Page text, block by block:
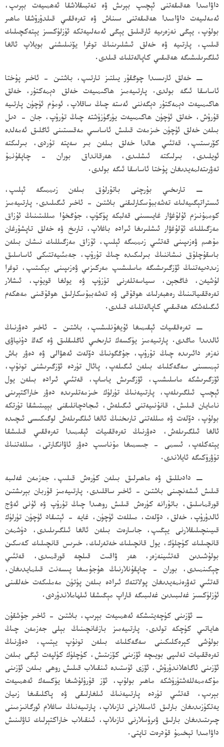
داۋامىدا ھەقىقەتنى ئېچىپ بېرىش ۋە تەتبىقلاشقا ئەھمىيەت بېرىپ،
ئەمەلىيەت داۋامىدا ھەقىقەتنى سىناش ۋە تەرەققىي قىلدۇرۇشقا ماھىر
بولۇپ، يېڭى نەزەرىيە ئارقىلىق يېڭى ئەمەلىيەتكە ئۈزلۈكسىز يېتەكچىلىك
قىلىپ، پارتىيە ۋە خەلق ئىشلىرىنىڭ توغرا يۆنىلىشنى بويلاپ ئالغا
ئىلگىرىلىشىگە ھەقىقىي كاپالەتلىك قىلدى.
− خەلق ئارىسىدا چوڭقۇر يىلتىز تارتىپ، باشتىن - ئاخىر پۇختا
ئاساسقا ئىگە بولدى. پارتىيەمىز ھاكىمىيەت خەلق دېمەكتۇر، خەلق
ھاكىمىيەت دېمەكتۇر دېگەننى ئەستە چىڭ ساقلاپ، ئومۇم ئۈچۈن پارتىيە
قۇرۇش، خەلق ئۈچۈن ھاكىمىيەت يۈرگۈزۈشتە چىڭ تۇرۇپ، جان - دىل
بىلەن خەلق ئۈچۈن خىزمەت قىلىش ئاساسىي مەقسىتىنى ئاڭلىق ئەمەلدە
كۆرسىتىپ، قەتئىي ھالدا خەلق بىلەن بىر سەپتە تۇردى، بىرلىكتە
ئويلىدى، بىرلىكتە ئىشلىدى، ھەرقانداق بوران - چاپقۇنمۇ
تەۋرىتەلمەيدىغان پۇختا ئاساسقا ئىگە بولدى.
− تارىخىي بۇرچنى باتۇرلۇق بىلەن زىممىگە ئېلىپ،
ئىستراتېگىيەلىك تەشەببۇسكارلىقنى باشتىن - ئاخىر ئىگىلىدى. پارتىيەمىز
كوممۇنىزم ئۇلۇغۋار غايىسىنى قەلبكە پۈكۈپ، جۇڭخۇا مىللىتىنىڭ ئۇزاق
مەزگىللىك ئۇلۇغۋار ئىشلىرىغا ئىرادە باغلاپ، تارىخ ۋە خەلق تاپشۇرغان
مۇھىم ۋەزىپىنى قەتئىي زىممىگە ئېلىپ، ئۇزاق مەزگىللىك نىشان بىلەن
باسقۇچلۇق نىشاننىڭ بىرلىكىدە چىڭ تۇرۇپ، جەمئىيەتتىكى ئاساسلىق
زىددىيەتنىڭ ئۆزگىرىشىگە ماسلىشىپ مەركىزىي ۋەزىپىنى بېكىتىپ، توغرا
لۇشيەن، فاڭجېن، سىياسەتلەرنى تۈزۈپ ۋە يولغا قويۇپ، ئىشلار
تەرەققىياتىنىڭ رەھبەرلىك ھوقۇقى ۋە تەشەببۇسكارلىق ھوقۇقىنى مەھكەم
ئىگىلەشكە ھەقىقىي كاپالەتلىك قىلدى.
− تەرەققىيات ئېقىمىغا ئۇيغۇنلىشىپ، باشتىن - ئاخىر دەۋرنىڭ
ئالدىدا ماڭدى. پارتىيەمىز يۈكسەك تارىخىي ئاڭلىقلىق ۋە كەڭ دۇنياۋى
نەزەر دائىرىدە چىڭ تۇرۇپ، جۇڭگونىڭ دۆلەت ئەھۋالى ۋە دەۋر باش
تېمىسىنى سەگەكلىك بىلەن ئىگىلەپ، پائال تۈردە ئۆزگىرىشنى تونۇپ،
ئۆزگىرىشكە ماسلىشىپ، ئۆزگىرىش ياساپ، قەتئىي ئىرادە بىلەن يول
ئېچىپ ئىلگىرىلەپ، پارتىيەنىڭ تۈرلۈك خىزمەتلىرىدە دەۋر خاراكتېرىنى
نامايان قىلىش، قانۇنىيەتنى ئىگىلەش، ئىجادچانلىقنى بېيىتىشقا تۈرتكە
بولۇپ، دۆلەت ۋە مىللەتنى تارىخنىڭ ئالغا ئىلگىرىلەش لوگىكىسى ئىچىدە
ئالغا ئىلگىرىلەش، دەۋرنىڭ تەرەققىيات ئېقىمىدا تەرەققىي قىلىشقا
يېتەكلەپ، ئىسمى - جىسمىغا مۇناسىپ دەۋر ئاۋانگارتى، مىللەتنىڭ
تۈۋرۈكىگە ئايلاندى.
− دادىللىق ۋە ماھىرلىق بىلەن كۈرەش قىلىپ، جەزمەن غەلىبە
قىلىش ئىشەنچىنى باشتىن - ئاخىر ساقلىدى. پارتىيەمىز قۇربان بېرىشتىن
قورقماسلىق، باتۇرانە كۈرەش قىلىش روھىدا چىڭ تۇرۇپ ۋە ئۇنى ئەۋج
ئالدۇرۇپ، خەلق، دۆلەت، مىللەت ئۈچۈن، غايە - ئېتىقاد ئۈچۈن تۈرلۈك
قىيىنچىلىقلارنى يېڭىپ، جاسارەت بىلەن ئالغا ئىلگىرىلىدى، دۈشمەن
قانچىلىك كۈچلۈك، يول قانچىلىك خەتەرلىك، خىرىس قانچىلىك كەسكىن
بولۇشىدىن قەتئىينەزەر، ھەر ۋاقىت قىلچە قورقمىدى، قەتئىي
چېكىنمىدى، بوران - چاپقۇنلارنىڭ ھۇجۇمىغا پىسەنت قىلمايدىغان،
قەتئىي تەۋرەنمەيدىغان پولاتتەك ئىرادە بىلەن پۈتۈن مەملىكەت خەلقىنى
ئۈزلۈكسىز غەلىبىدىن غەلىبىگە قاراپ مېڭىشقا ئىلھاملاندۇردى.
− ئۆزىنى كۈچەيتىشكە ئەھمىيەت بېرىپ، باشتىن - ئاخىر جۇشقۇن
ھاياتىي كۈچكە تولدى. پارتىيەمىز بازغانچىنىڭ بېلى جەزمەن چىڭ
بولۇشى كېرەكلىكىنى سەگەكلىك بىلەن تونۇپ يېتىپ، دەۋرنىڭ
تەرەققىيات تەلىپى بويىچە ئۆزىنى كۆزىتىش، كۈچلۈك كۈلپەت ئېڭى بىلەن
ئۆزىنى ئاگاھلاندۇرۇش، ئۆزى ئۈستىدە ئىنقىلاب قىلىش روھى بىلەن ئۆزىنى
مۇكەممەللەشتۈرۈشكە ماھىر بولۇپ، ئۆز قۇرۇلۇشىغا يۈكسەك ئەھمىيەت
بېرىپ، قەتئىي تۈردە پارتىيەنىڭ ئىلغارلىقى ۋە پاكلىقىغا زىيان
يەتكۈزىدىغان بارلىق ئامىللارنى تازىلاپ، پارتىيەنىڭ ساغلام ئورگانىزمىنى
چىرىتىدىغان بارلىق ۋىرۇسلارنى تازىلاپ، ئىنقىلاب خاراكتېرلىك تاۋلىنىش
داۋامىدا تېخىمۇ قۇدرەت تاپتى.